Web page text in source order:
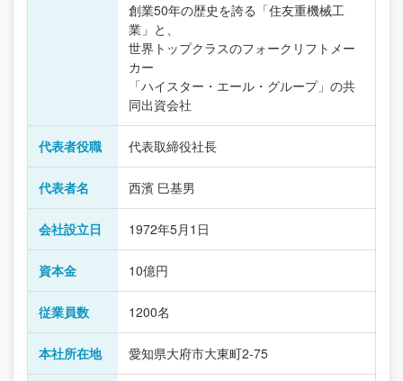
創業50年の歴史を誇る「住友重機械工
業」と、
世界トップクラスのフォークリフトメー
カー
「ハイスター・エール・グループ」の共
同出資会社
代表者役職 代表取締役社長
代表者名 西濱 巳基男
会社設立日 1972年5月1日
資本金 10億円
従業員数 1200名
本社所在地 愛知県大府市大東町2-75